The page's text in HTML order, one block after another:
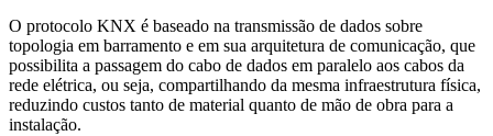
O protocolo KNX é baseado na transmissão de dados sobre
topologia em barramento e em sua arquitetura de comunicação, que
possibilita a passagem do cabo de dados em paralelo aos cabos da
rede elétrica, ou seja, compartilhando da mesma infraestrutura física,
reduzindo custos tanto de material quanto de mão de obra para a
instalação.